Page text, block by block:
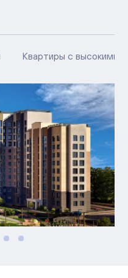
Квартиры с высокими